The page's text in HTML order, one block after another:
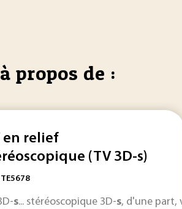
propos de :
en place un terrain de travail
en relief
(TV 3D-s)
TE5678
s... stéréoscopique 3D-s, d'une part,